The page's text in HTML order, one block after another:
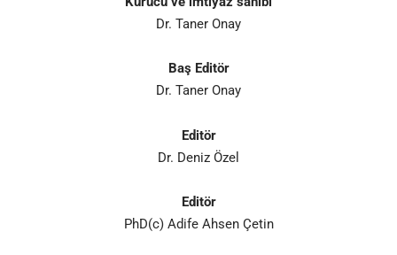
Dr. Taner Onay
Baş Editör
Dr. Taner Onay
Editör
Dr. Deniz Özel
Editör
PhD(c) Adife Ahsen Çetin